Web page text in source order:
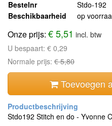
Bestelnr
Stdo-192
Beschikbaarheid
op
Onze prijs: € 5,51 incl. btw
U bespaart: € 0,29
Normale prijs: € 5,80
Toevoegen
Stdo192 Stitch en do - Yvonne